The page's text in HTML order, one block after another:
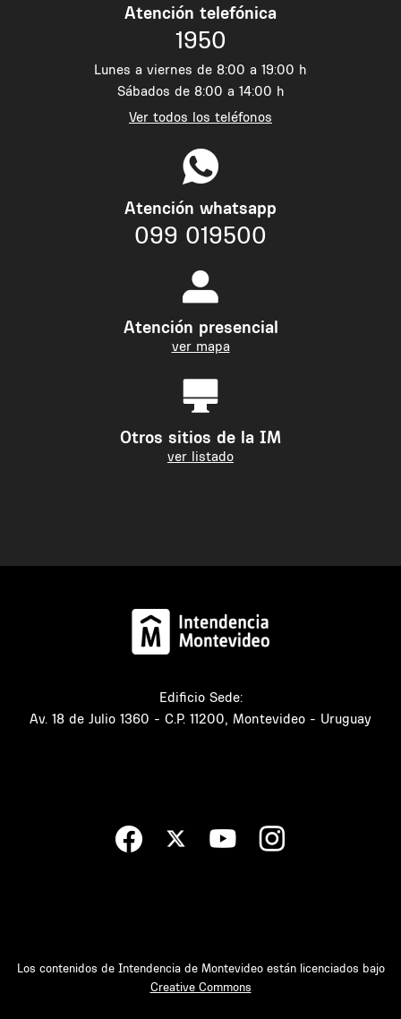
Atención telefónica
1950
Lunes a viernes de 8:00 a 19:00 h
Sábados de 8:00 a 14:00 h
Ver todos los teléfonos
Atención whatsapp
099 019500
Atención presencial
ver mapa
Otros sitios de la IM
ver listado
Edificio Sede:
Av. 18 de Julio 1360 - C.P. 11200, Montevideo - Uruguay
Los contenidos de Intendencia de Montevideo están licenciados bajo
Creative Commons